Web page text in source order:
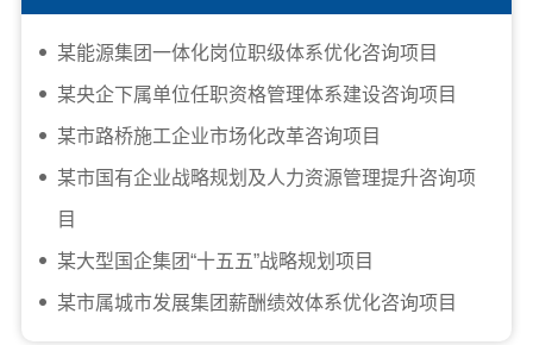
某能源集团一体化岗位职级体系优化咨询项目
某央企下属单位任职资格管理体系建设咨询项目
某市路桥施工企业市场化改革咨询项目
某市国有企业战略规划及人力资源管理提升咨询项
目
某大型国企集团“十五五”战略规划项目
某市属城市发展集团薪酬绩效体系优化咨询项目